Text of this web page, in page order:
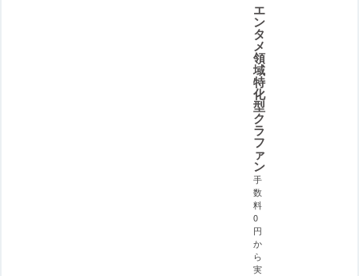
エ
ン
タ
メ
領
域
特
化
型
ク
ラ
フ
ァ
ン
手
数
料
0
円
か
ら
実